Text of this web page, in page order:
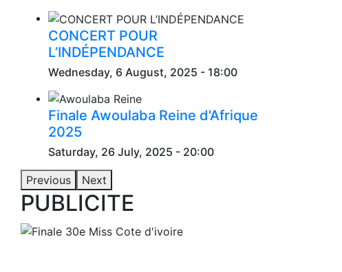
CONCERT POUR
L’INDÉPENDANCE
Wednesday, 6 August, 2025 - 18:00
Finale Awoulaba Reine d'Afrique
2025
Saturday, 26 July, 2025 - 20:00
Previous Next
PUBLICITE